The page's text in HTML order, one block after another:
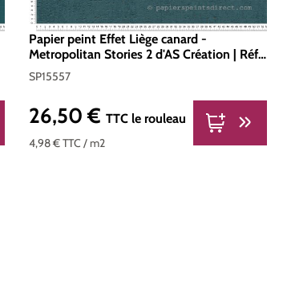
Papier peint Effet Liège canard -
Metropolitan Stories 2 d'AS Création | Réf.
SP15557
SP15557
4,98 €TTC / m2
Prix régulier :
26,50 € TTC le rouleau